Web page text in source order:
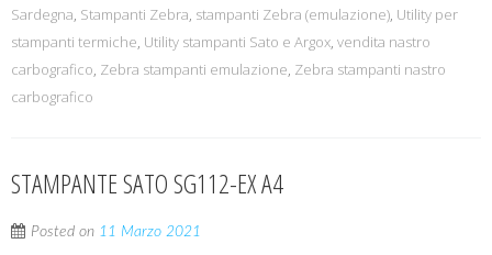
Sardegna, Stampanti Zebra, stampanti Zebra (emulazione), Utility per
stampanti termiche, Utility stampanti Sato e Argox, vendita nastro
carbografico, Zebra stampanti emulazione, Zebra stampanti nastro
carbografico
STAMPANTE SATO SG112-EX A4
Posted on 11 Marzo 2021